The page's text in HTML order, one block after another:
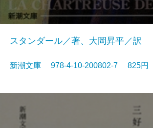
スタンダール／著、大岡昇平／訳
新潮文庫 978-4-10-200802-7 825円